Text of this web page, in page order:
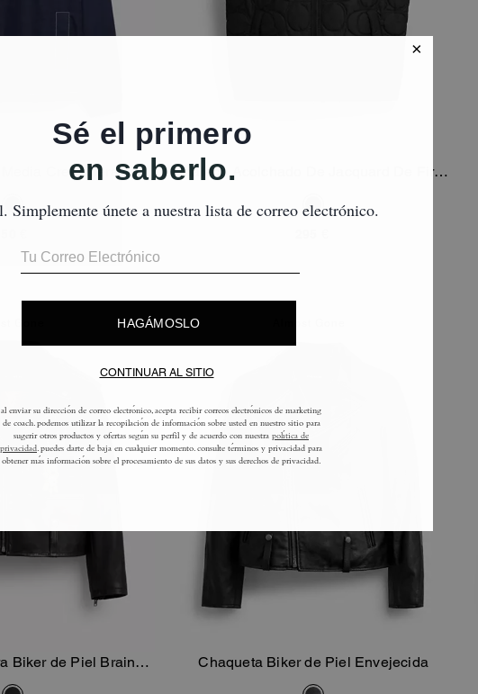
A La Cesta
Cremallera en
Chaleco Acolchado De Jacquard De Firma
Biker de Piel Brain
Dead
Chaqueta Biker de Piel Envejecida